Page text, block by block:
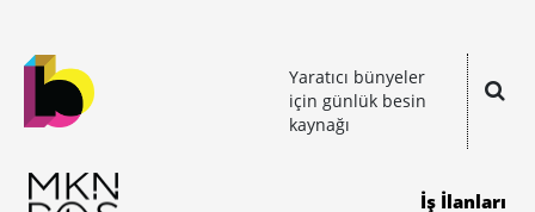
Yaratıcı bünyeler
için günlük besin
kaynağı
İş İlanları